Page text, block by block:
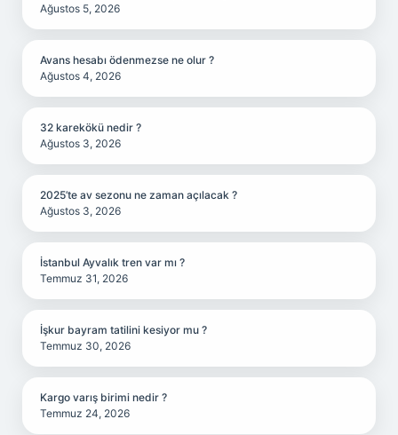
Ağustos 5, 2026
Avans hesabı ödenmezse ne olur ?
Ağustos 4, 2026
32 karekökü nedir ?
Ağustos 3, 2026
2025’te av sezonu ne zaman açılacak ?
Ağustos 3, 2026
İstanbul Ayvalık tren var mı ?
Temmuz 31, 2026
İşkur bayram tatilini kesiyor mu ?
Temmuz 30, 2026
Kargo varış birimi nedir ?
Temmuz 24, 2026